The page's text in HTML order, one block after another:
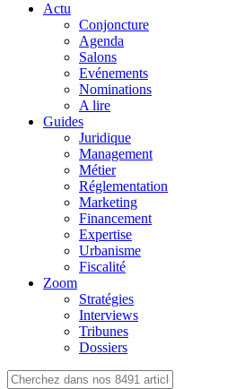
Actu
Conjoncture
Agenda
Salons
Evénements
Nominations
A lire
Guides
Juridique
Management
Métier
Réglementation
Marketing
Financement
Expertise
Urbanisme
Fiscalité
Zoom
Stratégies
Interviews
Tribunes
Dossiers